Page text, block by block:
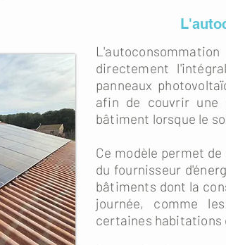
directement
panneaux
afin de couvrir une
bâtiment lorsque le
Ce modèle permet
du fournisseur
bâtiments dont la
journée, comme
certaines habitations